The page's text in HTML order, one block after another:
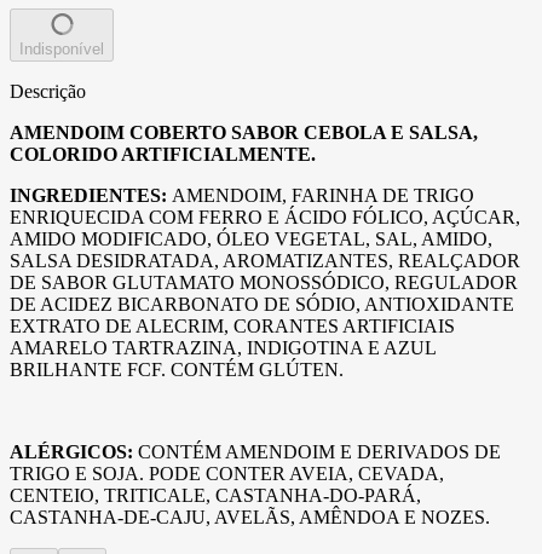
Indisponível
Descrição
AMENDOIM COBERTO SABOR CEBOLA E SALSA,
COLORIDO ARTIFICIALMENTE.
INGREDIENTES: AMENDOIM, FARINHA DE TRIGO
ENRIQUECIDA COM FERRO E ÁCIDO FÓLICO, AÇÚCAR,
AMIDO MODIFICADO, ÓLEO VEGETAL, SAL, AMIDO,
SALSA DESIDRATADA, AROMATIZANTES, REALÇADOR
DE SABOR GLUTAMATO MONOSSÓDICO, REGULADOR
DE ACIDEZ BICARBONATO DE SÓDIO, ANTIOXIDANTE
EXTRATO DE ALECRIM, CORANTES ARTIFICIAIS
AMARELO TARTRAZINA, INDIGOTINA E AZUL
BRILHANTE FCF. CONTÉM GLÚTEN.
ALÉRGICOS: CONTÉM AMENDOIM E DERIVADOS DE
TRIGO E SOJA. PODE CONTER AVEIA, CEVADA,
CENTEIO, TRITICALE, CASTANHA-DO-PARÁ,
CASTANHA-DE-CAJU, AVELÃS, AMÊNDOA E NOZES.